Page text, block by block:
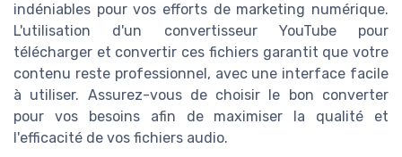
indéniables pour vos efforts de marketing numérique.
L'utilisation d'un convertisseur YouTube pour
télécharger et convertir ces fichiers garantit que votre
contenu reste professionnel, avec une interface facile
à utiliser. Assurez-vous de choisir le bon converter
pour vos besoins afin de maximiser la qualité et
l'efficacité de vos fichiers audio.